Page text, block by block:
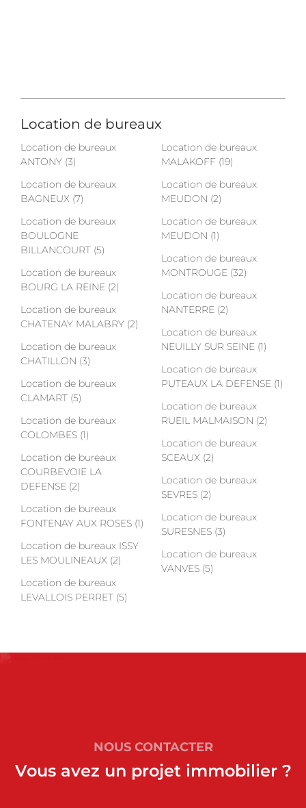
Location de bureaux
Location de bureaux
ANTONY (3)
Location de bureaux
BAGNEUX (7)
Location de bureaux
BOULOGNE
BILLANCOURT (5)
Location de bureaux
BOURG LA REINE (2)
Location de bureaux
CHATENAY MALABRY (2)
Location de bureaux
CHATILLON (3)
Location de bureaux
CLAMART (5)
Location de bureaux
COLOMBES (1)
Location de bureaux
COURBEVOIE LA
DEFENSE (2)
Location de bureaux
FONTENAY AUX ROSES (1)
Location de bureaux ISSY
LES MOULINEAUX (2)
Location de bureaux
LEVALLOIS PERRET (5)
Location de bureaux
MALAKOFF (19)
Location de bureaux
MEUDON (2)
Location de bureaux
MEUDON (1)
Location de bureaux
MONTROUGE (32)
Location de bureaux
NANTERRE (2)
Location de bureaux
NEUILLY SUR SEINE (1)
Location de bureaux
PUTEAUX LA DEFENSE (1)
Location de bureaux
RUEIL MALMAISON (2)
Location de bureaux
SCEAUX (2)
Location de bureaux
SEVRES (2)
Location de bureaux
SURESNES (3)
Location de bureaux
VANVES (5)
NOUS CONTACTER
Vous avez un projet immobilier ?